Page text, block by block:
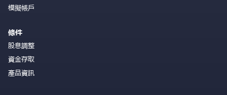
模擬帳戶
條件
股息調整
資金存取
產品資訊